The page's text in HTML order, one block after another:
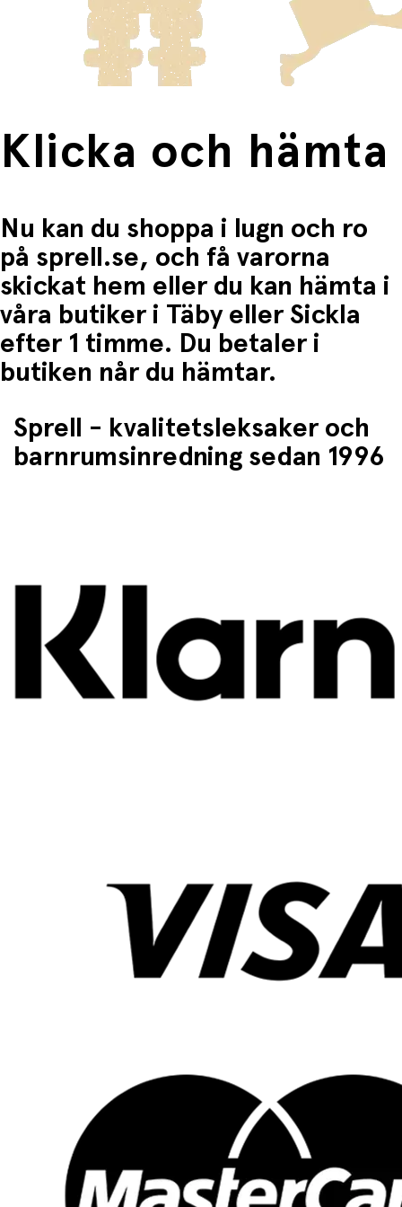
Två fina färger - Välj mellan rosa och blå för att
matcha rummets stil.
Hållbar och robust- Tillverkad av solid metall för
långvarig användning.
Enkel att fästa
- Kan snabbt och enkelt hängas upp på
Specifikationer
Material:Metall
1 krok (säljs styckvis)
Mått:
H: 19,5 x B 14,5 x L 4 cm
Användning:Perfekt till barnrummet, garderoben
eller som dekoration
frakten för dessa varor visas i kassan.
Fri frakt när du handlar för mer än 1500:-
Klicka och hämta
Nu kan du shoppa i lugn och ro
på sprell.se, och få varorna
skickat hem eller du kan hämta i
våra butiker i Täby eller Sickla
efter 1 timme. Du betaler i
butiken når du hämtar.
Sprell - kvalitetsleksaker och
barnrumsinredning sedan 1996